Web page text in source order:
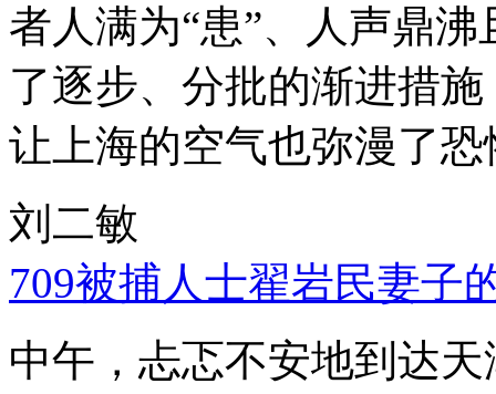
者人满为“患”、人声鼎
了逐步、分批的渐进措
让上海的空气也弥漫了
刘二敏
709被捕人士翟岩民妻子
中午，忐忑不安地到达